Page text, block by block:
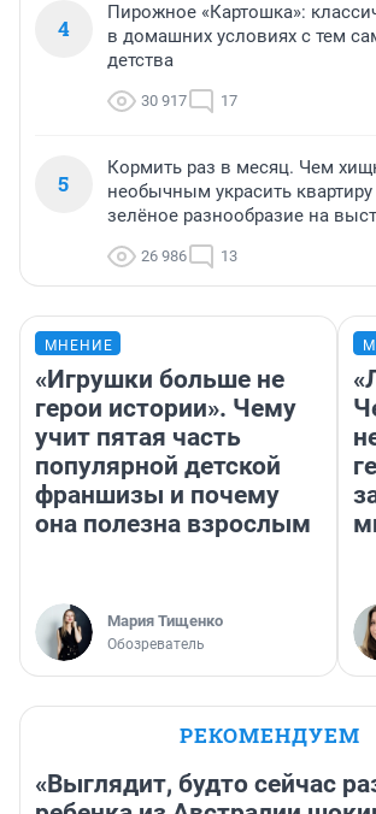
4
Пирожное «Картошка»:
в домашних условиях с тем
детства
30 917 17
5
Кормить раз в месяц. Чем
необычным украсить
зелёное разнообразие на
26 986 13
МНЕНИЕ
«Игрушки больше не
герои истории». Чему
учит пятая часть
популярной детской
франшизы и почему
она полезна взрослым
Мария Тищенко
Обозреватель
РЕКОМЕНДУЕМ
«Выглядит, будто сейчас